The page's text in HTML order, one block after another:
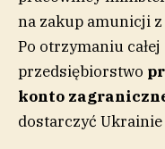
na zakup amunicji z
Po otrzymaniu
przedsiębiorstwo
konto
dostarczyć